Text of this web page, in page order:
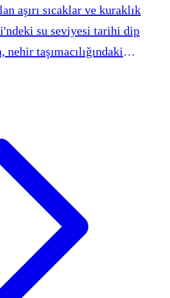
aşırı sıcaklar ve kuraklık
su seviyesi tarihi dip
taşımacılığındaki
olumsuz etkilemesinden